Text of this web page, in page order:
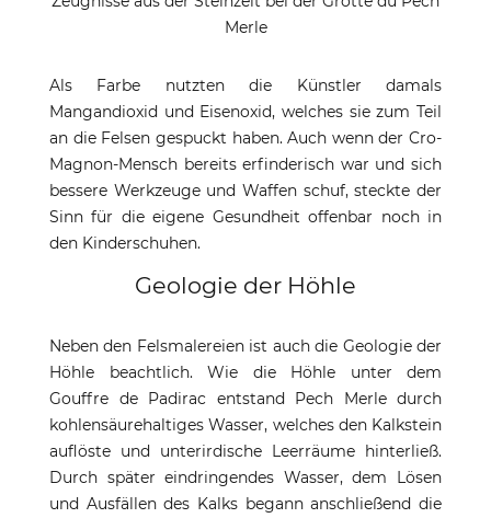
Merle
Als Farbe nutzten die Künstler damals
Mangandioxid und Eisenoxid, welches sie zum Teil
an die Felsen gespuckt haben. Auch wenn der Cro-
Magnon-Mensch bereits erfinderisch war und sich
bessere Werkzeuge und Waffen schuf, steckte der
Sinn für die eigene Gesundheit offenbar noch in
den Kinderschuhen.
Geologie der Höhle
Neben den Felsmalereien ist auch die Geologie der
Höhle beachtlich. Wie die Höhle unter dem
Gouffre de Padirac entstand Pech Merle durch
kohlensäurehaltiges Wasser, welches den Kalkstein
auflöste und unterirdische Leerräume hinterließ.
Durch später eindringendes Wasser, dem Lösen
und Ausfällen des Kalks begann anschließend die